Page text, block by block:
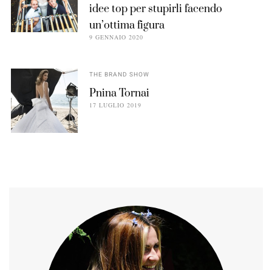
idee top per stupirli facendo
un’ottima figura
9 GENNAIO 2020
THE BRAND SHOW
Pnina Tornai
17 LUGLIO 2019